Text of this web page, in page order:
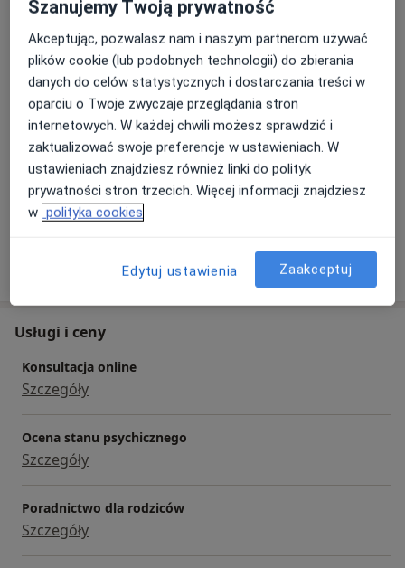
Zakres porad
Psychologia kryzysu
Psychoonkologia
Psychotraumatologia
Główne obszary pomocy
Kryzys emocjonalny
Zaburzenia lękowe
Zaburzenia w relacjach międzyludzkich
Zaburzenia nastroju
Zespół stresu pourazowego
+7a11y_sr_more_diseases
Pokaż więcejo doświadczeniu
Usługi i ceny
Konsultacja online
Szczegóły
Ocena stanu psychicznego
Szczegóły
Poradnictwo dla rodziców
Szczegóły
Szanujemy Twoją prywatność
Akceptując, pozwalasz nam i naszym partnerom używać
plików cookie (lub podobnych technologii) do zbierania
danych do celów statystycznych i dostarczania treści w
oparciu o Twoje zwyczaje przeglądania stron
internetowych. W każdej chwili możesz sprawdzić i
zaktualizować swoje preferencje w ustawieniach. W
ustawieniach znajdziesz również linki do polityk
prywatności stron trzecich. Więcej informacji znajdziesz
w polityka cookies
Edytuj ustawienia Zaakceptuj